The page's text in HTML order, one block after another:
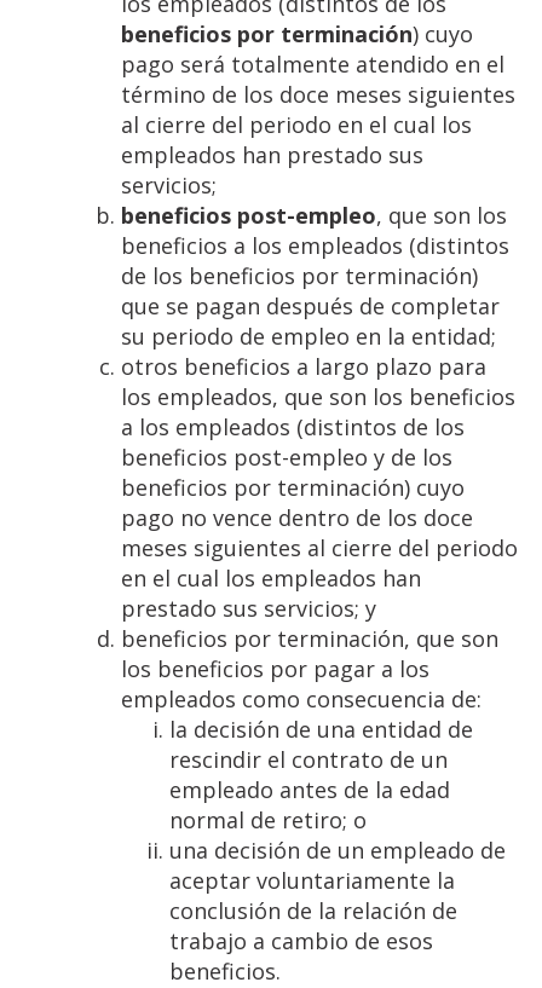
beneficios por terminación) cuyo
pago será totalmente atendido en el
término de los doce meses siguientes
al cierre del periodo en el cual los
empleados han prestado sus
servicios;
beneficios post-empleo, que son los
beneficios a los empleados (distintos
de los beneficios por terminación)
que se pagan después de completar
su periodo de empleo en la entidad;
otros beneficios a largo plazo para
los empleados, que son los beneficios
a los empleados (distintos de los
beneficios post-empleo y de los
beneficios por terminación) cuyo
pago no vence dentro de los doce
meses siguientes al cierre del periodo
en el cual los empleados han
prestado sus servicios; y
beneficios por terminación, que son
los beneficios por pagar a los
empleados como consecuencia de:
la decisión de una entidad de
rescindir el contrato de un
empleado antes de la edad
normal de retiro; o
una decisión de un empleado de
aceptar voluntariamente la
conclusión de la relación de
trabajo a cambio de esos
beneficios.